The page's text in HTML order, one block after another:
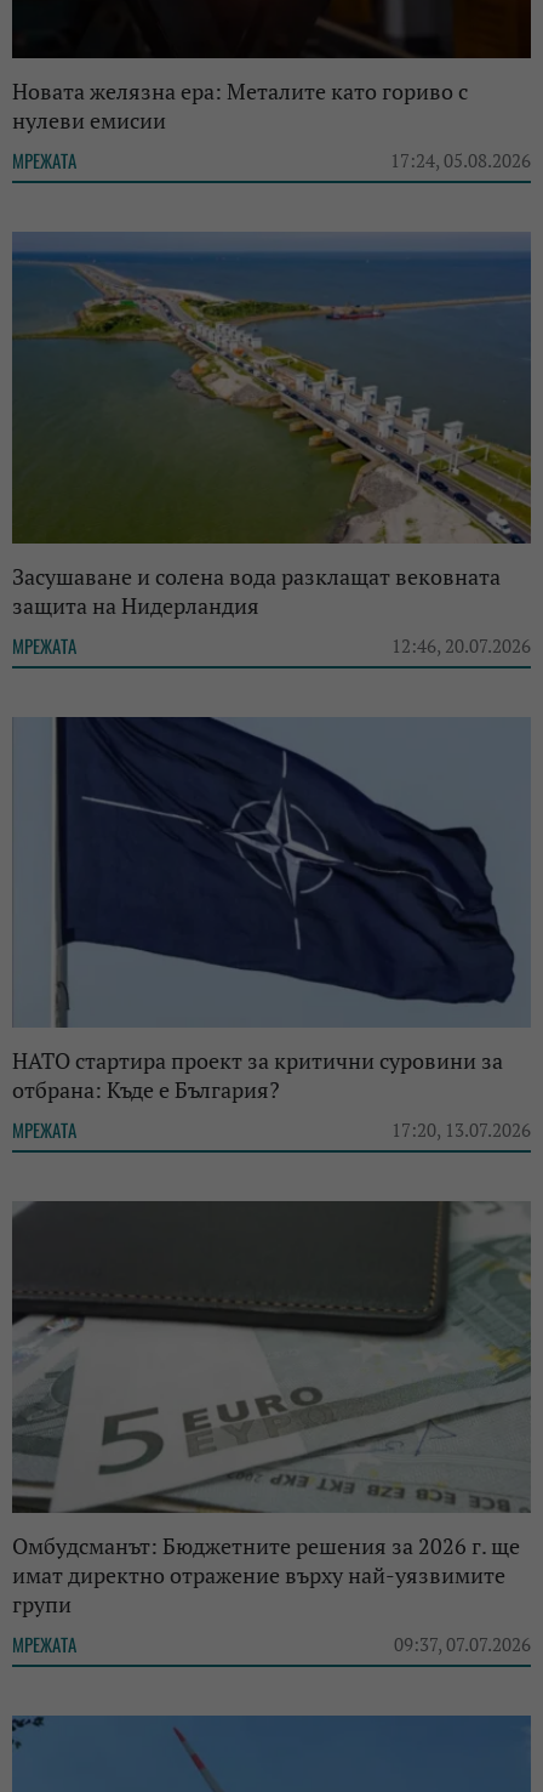
Новата желязна ера: Металите като гориво с
нулеви емисии
МРЕЖАТА 17:24, 05.08.2026
Засушаване и солена вода разклащат вековната
защита на Нидерландия
МРЕЖАТА 12:46, 20.07.2026
НАТО стартира проект за критични суровини за
отбрана: Къде е България?
МРЕЖАТА 17:20, 13.07.2026
Омбудсманът: Бюджетните решения за 2026 г. ще
имат директно отражение върху най-уязвимите
групи
МРЕЖАТА 09:37, 07.07.2026